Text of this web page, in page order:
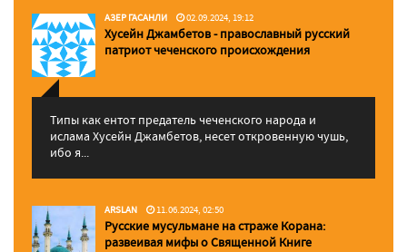
АЗЕР ГАСАНЛИ 02.09.2024, 19:12
Хусейн Джамбетов - православный русский
патриот чеченского происхождения
Типы как ентот предатель чеченского народа и
ислама Хусейн Джамбетов, несет откровенную чушь,
ибо я...
ARSLAN 11.06.2024, 02:50
Русские мусульмане на страже Корана:
pазвеивая мифы о Священной Книге